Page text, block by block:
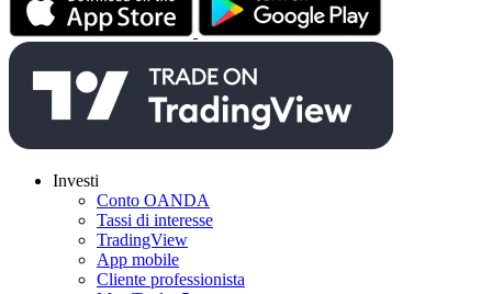
Investi
Conto OANDA
Tassi di interesse
TradingView
App mobile
Cliente professionista